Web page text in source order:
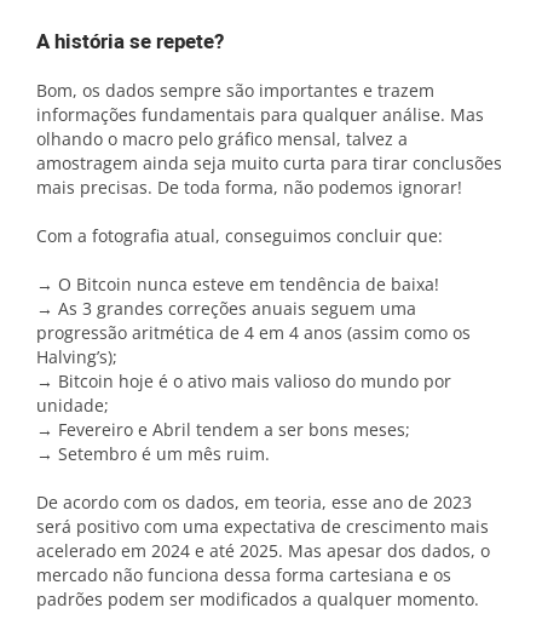
A história se repete?
Bom, os dados sempre são importantes e trazem
informações fundamentais para qualquer análise. Mas
olhando o macro pelo gráfico mensal, talvez a
amostragem ainda seja muito curta para tirar conclusões
mais precisas. De toda forma, não podemos ignorar!
Com a fotografia atual, conseguimos concluir que:
→ O Bitcoin nunca esteve em tendência de baixa!
→ As 3 grandes correções anuais seguem uma
progressão aritmética de 4 em 4 anos (assim como os
Halving’s);
→ Bitcoin hoje é o ativo mais valioso do mundo por
unidade;
→ Fevereiro e Abril tendem a ser bons meses;
→ Setembro é um mês ruim.
De acordo com os dados, em teoria, esse ano de 2023
será positivo com uma expectativa de crescimento mais
acelerado em 2024 e até 2025. Mas apesar dos dados, o
mercado não funciona dessa forma cartesiana e os
padrões podem ser modificados a qualquer momento.